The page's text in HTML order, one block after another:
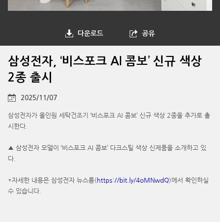
다운로드 공유
삼성전자, ‘비스포크 AI 콤보’ 신규 색상
2종 출시
2025/11/07
삼성전자가 올인원 세탁건조기 ‘비스포크 AI 콤보’ 신규 색상 2종을 추가로 출
시한다.
▲ 삼성전자 모델이 ‘비스포크 AI 콤보’ 다크스틸 색상 신제품을 소개하고 있
다.
*자세한 내용은 삼성전자 뉴스룸(https://bit.ly/4oMNwdQ)에서 확인하실
수 있습니다.